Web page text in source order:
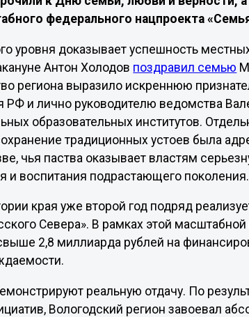
федерального нацпроекта
уровня доказывает успешность
Антон Холодов поздравил семью
региона выразило искреннюю
РФ и лично руководителю ведомства
образовательных институтов.
традиционных устоев была
чья паства оказывает властям
воспитания подрастающего поколения.
края уже второй год подряд
Севера». В рамках этой
2,8 миллиарда рублей на
реальную отдачу. По
Вологодский регион завоевал